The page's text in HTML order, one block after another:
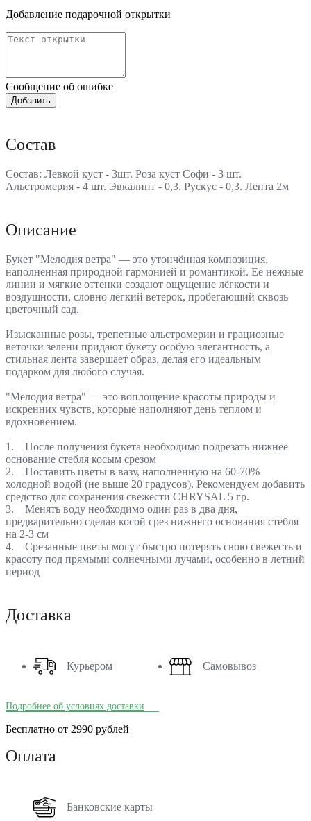
Добавление подарочной открытки
Сообщение об ошибке
Состав
Состав: Левкой куст - 3шт. Роза куст Софи - 3 шт.
Альстромерия - 4 шт. Эвкалипт - 0,3. Рускус - 0,3. Лента 2м
Описание
Букет "Мелодия ветра" — это утончённая композиция,
наполненная природной гармонией и романтикой. Её нежные
линии и мягкие оттенки создают ощущение лёгкости и
воздушности, словно лёгкий ветерок, пробегающий сквозь
цветочный сад.
Изысканные розы, трепетные альстромерии и грациозные
веточки зелени придают букету особую элегантность, а
стильная лента завершает образ, делая его идеальным
подарком для любого случая.
"Мелодия ветра" — это воплощение красоты природы и
искренних чувств, которые наполняют день теплом и
вдохновением.
1. После получения букета необходимо подрезать нижнее
основание стебля косым срезом
2. Поставить цветы в вазу, наполненную на 60-70%
холодной водой (не выше 20 градусов). Рекомендуем добавить
средство для сохранения свежести CHRYSAL 5 гр.
3. Менять воду необходимо один раз в два дня,
предварительно сделав косой срез нижнего основания стебля
на 2-3 см
4. Срезанные цветы могут быстро потерять свою свежесть и
красоту под прямыми солнечными лучами, особенно в летний
период
Доставка
Курьером Самовывоз
Подробнее об условиях доставки
Бесплатно от 2990 рублей
Оплата
Банковские карты